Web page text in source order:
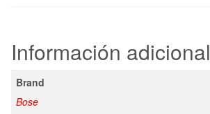
Información adicional
Brand
Bose